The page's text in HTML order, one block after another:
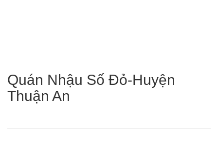
Quán Nhậu Số Đỏ-Huyện
Thuận An